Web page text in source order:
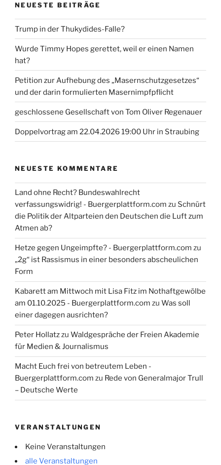
NEUESTE BEITRÄGE
Trump in der Thukydides-Falle?
Wurde Timmy Hopes gerettet, weil er einen Namen
hat?
Petition zur Aufhebung des „Masernschutzgesetzes“
und der darin formulierten Masernimpfpflicht
geschlossene Gesellschaft von Tom Oliver Regenauer
Doppelvortrag am 22.04.2026 19:00 Uhr in Straubing
NEUESTE KOMMENTARE
Land ohne Recht? Bundeswahlrecht
verfassungswidrig! - Buergerplattform.com zu Schnürt
die Politik der Altparteien den Deutschen die Luft zum
Atmen ab?
Hetze gegen Ungeimpfte? - Buergerplattform.com zu
„2g“ ist Rassismus in einer besonders abscheulichen
Form
Kabarett am Mittwoch mit Lisa Fitz im Nothaftgewölbe
am 01.10.2025 - Buergerplattform.com zu Was soll
einer dagegen ausrichten?
Peter Hollatzzu Waldgespräche der Freien Akademie
für Medien & Journalismus
Macht Euch frei von betreutem Leben -
Buergerplattform.com zu Rede von Generalmajor Trull
– Deutsche Werte
VERANSTALTUNGEN
Keine Veranstaltungen
alle Veranstaltungen